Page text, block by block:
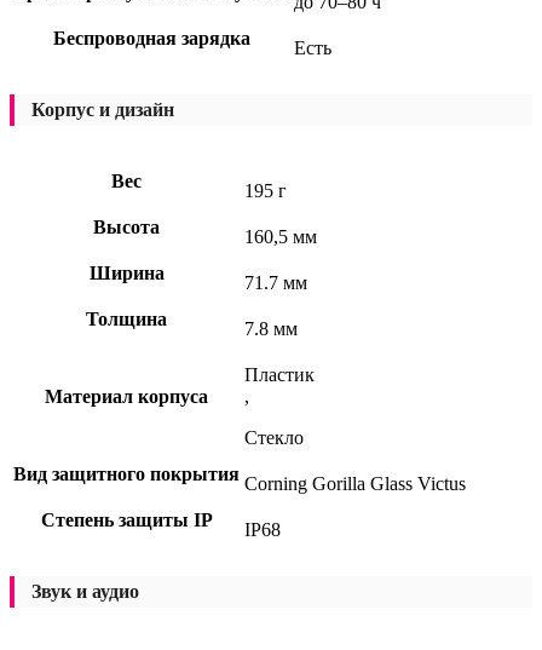
Беспроводная зарядка
Есть
Корпус и дизайн
Вес
195 г
Высота
160,5 мм
Ширина
71.7 мм
Толщина
7.8 мм
Материал корпуса
Пластик
,
Стекло
Вид защитного покрытия Corning Gorilla Glass Victus
Степень защиты IP
IP68
Звук и аудио